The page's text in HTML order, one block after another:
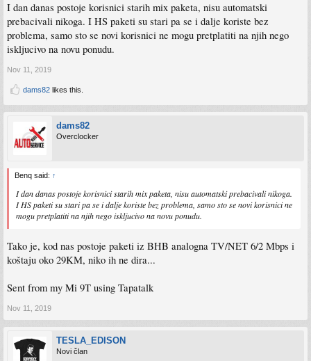
I dan danas postoje korisnici starih mix paketa, nisu automatski
prebacivali nikoga. I HS paketi su stari pa se i dalje koriste bez
problema, samo sto se novi korisnici ne mogu pretplatiti na njih nego
iskljucivo na novu ponudu.
Nov 11, 2019
dams82 likes this.
dams82
Overclocker
Benq said: ↑
I dan danas postoje korisnici starih mix paketa, nisu automatski prebacivali nikoga.
I HS paketi su stari pa se i dalje koriste bez problema, samo sto se novi korisnici ne
mogu pretplatiti na njih nego iskljucivo na novu ponudu.
Tako je, kod nas postoje paketi iz BHB analogna TV/NET 6/2 Mbps i
koštaju oko 29KM, niko ih ne dira...
Sent from my Mi 9T using Tapatalk
Nov 11, 2019
TESLA_EDISON
Novi član